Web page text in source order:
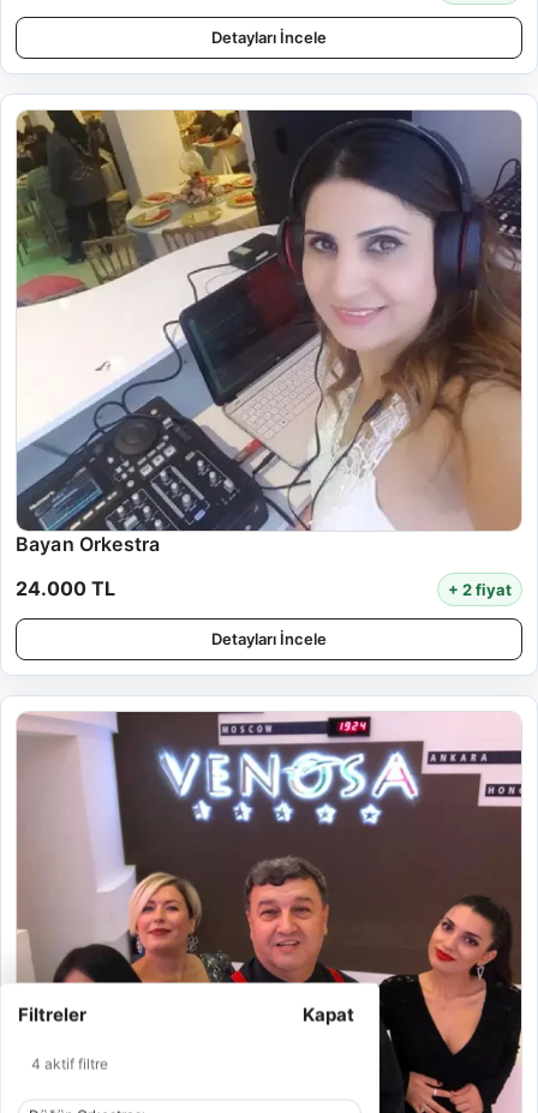
Filtreler Kapat
4 aktif filtre
Detayları İncele
Bayan Orkestra
24.000 TL
+ 2 fiyat
Detayları İncele